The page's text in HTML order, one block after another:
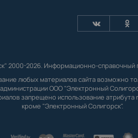
2000-2026. Информационно-справочный
любых материалов сайта возможно
администрации ООО "Электронный
запрещено использование
кроме "Электронный Солигорск".